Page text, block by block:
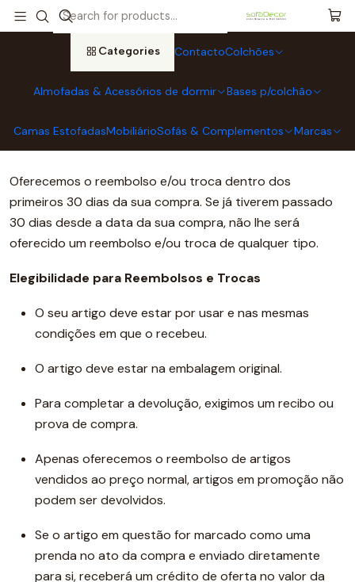
Categories ContactoColchões
Almofadas & Acessórios de dormir Bases p/colchão
Camas EstofadasMobiliárioSofás & Complementos Marcas
Home Politica de reembolso
Politica de reembolso
Obrigado por comprar em Sofádecor - Colchoaria &
Oferecemos o reembolso e/ou troca dentro dos
primeiros 30 dias da sua compra. Se já tiverem passado
30 dias desde a data da sua compra, não lhe será
oferecido um reembolso e/ou troca de qualquer tipo.
Elegibilidade para Reembolsos e Trocas
O seu artigo deve estar por usar e nas mesmas
condições em que o recebeu.
O artigo deve estar na embalagem original.
Para completar a devolução, exigimos um recibo ou
prova de compra.
Apenas oferecemos o reembolso de artigos
vendidos ao preço normal, artigos em promoção não
podem ser devolvidos.
Se o artigo em questão for marcado como uma
prenda no ato da compra e enviado diretamente
para si, receberá um crédito de oferta no valor da